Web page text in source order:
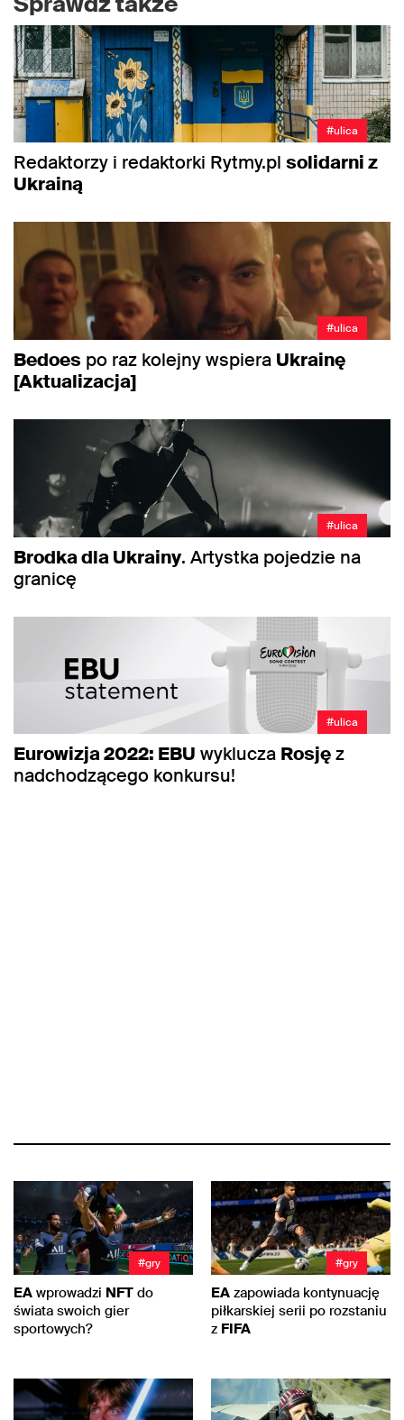
#ulica
Redaktorzy i redaktorki Rytmy.pl solidarni z
Ukrainą
#ulica
Bedoes po raz kolejny wspiera Ukrainę
[Aktualizacja]
#ulica
Brodka dla Ukrainy. Artystka pojedzie na
granicę
#ulica
Eurowizja 2022: EBU wyklucza Rosjęz
nadchodzącego konkursu!
#gry
EA wprowadzi NFT do
świata swoich gier
sportowych?
#gry
EA zapowiada kontynuację
piłkarskiej serii po rozstaniu
z FIFA